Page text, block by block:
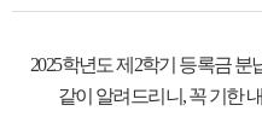
2025학년도 제2학기 등록금 분
같이 알려드리니, 꼭 기한